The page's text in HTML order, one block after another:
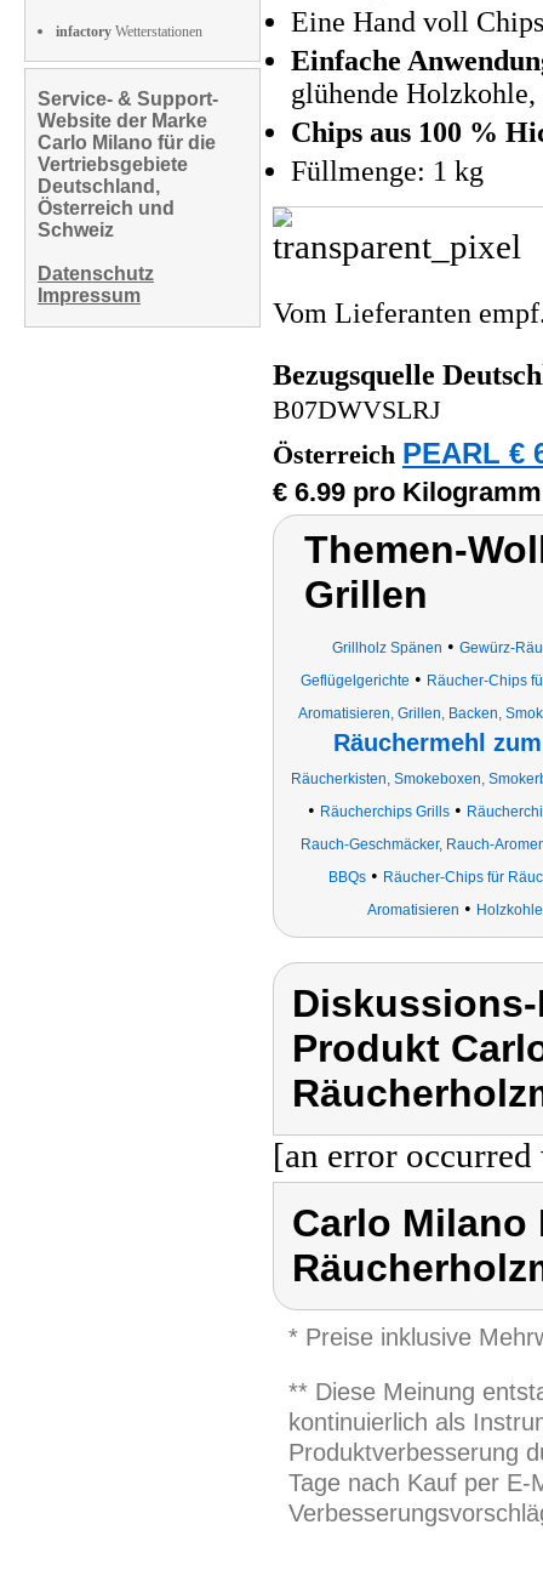
infactory Wetterstationen
Service- & Support-
Website der Marke
Carlo Milano für die
Vertriebsgebiete
Deutschland,
Österreich und
Schweiz
Datenschutz
Impressum
Eine Hand voll
Einfache
glühende
Chips aus 100 %
Füllmenge: 1 kg
Vom Lieferanten
Bezugsquelle
B07DWVSLRJ
Österreich PEARL €
€ 6.99 pro Kilogramm
Themen-
Grillen
Grillholz Spänen • Gewürz-
Geflügelgerichte • Räucher-Chips
Aromatisieren, Grillen, Backen,
Räuchermehl
Räucherkisten, Smokeboxen,
• Räucherchips Grills•
Rauch-Geschmäcker, Rauch-
BBQs• Räucher-Chips für
Aromatisieren •
Produkt
[an error
Carlo
* Preise inklusive
** Diese Meinung
kontinuierlich als
Produktverbesserung
Tage nach Kauf per E-